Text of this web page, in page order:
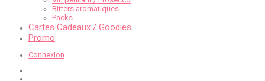
Bitters aromatiques
Packs
Cartes Cadeaux / Goodies
Promo
Connexion